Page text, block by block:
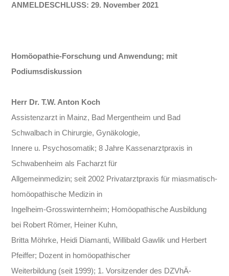
ANMELDESCHLUSS: 29. November 2021
Homöopathie-Forschung und Anwendung; mit
Podiumsdiskussion
Herr Dr. T.W. Anton Koch
Assistenzarzt in Mainz, Bad Mergentheim und Bad
Schwalbach in Chirurgie, Gynäkologie,
Innere u. Psychosomatik; 8 Jahre Kassenarztpraxis in
Schwabenheim als Facharzt für
Allgemeinmedizin; seit 2002 Privatarztpraxis für miasmatisch-
homöopathische Medizin in
Ingelheim-Grosswinternheim; Homöopathische Ausbildung
bei Robert Römer, Heiner Kuhn,
Britta Möhrke, Heidi Diamanti, Willibald Gawlik und Herbert
Pfeiffer; Dozent in homöopathischer
Weiterbildung (seit 1999); 1. Vorsitzender des DZVhÄ-